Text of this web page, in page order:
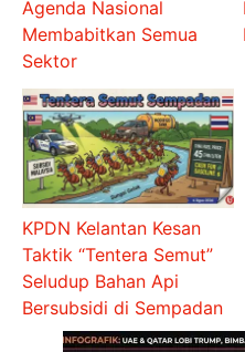
Agenda Nasional
Membabitkan Semua
Sektor
KPDN Kelantan Kesan
Taktik “Tentera Semut”
Seludup Bahan Api
Bersubsidi di Sempadan